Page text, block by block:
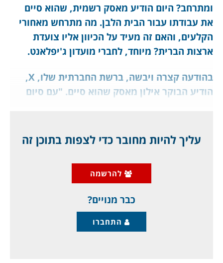
ומתרחב? היום הודיע מאסק רשמית, שהוא סיים
את עבודתו עבור הבית הלבן. מה מתרחש מאחורי
הקלעים, והאם זה מעיד על הכיוון אליו צועדת
ארצות הברית? מיוחד, לחברי מועדון ג'יפלאנט.
בהודעה קצרה ויבשה, ברשת החברתית שלו, X,
הודיע הבוקר אילון מאסק שהוא סיים. "עם סיום
בזבוזים. המשימה של המחלקה ליעילות הממשל
רק תתחזק עם הזמן, שכן היא הופכת לדרך חיים
עליך להיות מחובר כדי לצפות בתוכן זה
להרשמה
כבר מנויים?
התחברו